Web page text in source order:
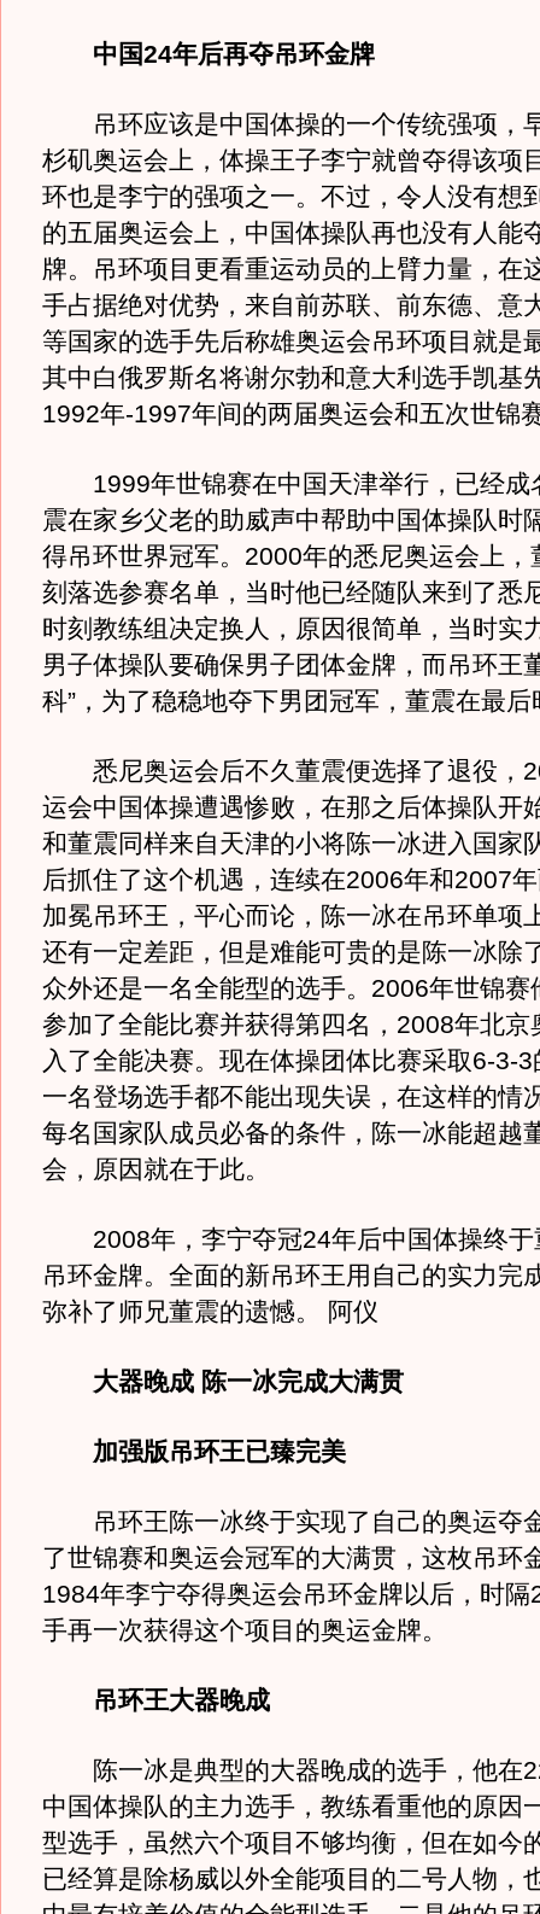
中国24年后再夺吊环金牌
吊环应该是中国体操的一个传统强项，
杉矶奥运会上，体操王子李宁就曾夺得该项
环也是李宁的强项之一。不过，令人没有想
的五届奥运会上，中国体操队再也没有人能
牌。吊环项目更看重运动员的上臂力量，在
手占据绝对优势，来自前苏联、前东德、意
等国家的选手先后称雄奥运会吊环项目就是
其中白俄罗斯名将谢尔勃和意大利选手凯基
1992年-1997年间的两届奥运会和五次世锦
1999年世锦赛在中国天津举行，已经成
震在家乡父老的助威声中帮助中国体操队时
得吊环世界冠军。2000年的悉尼奥运会上，
刻落选参赛名单，当时他已经随队来到了悉
时刻教练组决定换人，原因很简单，当时实
男子体操队要确保男子团体金牌，而吊环王
科”，为了稳稳地夺下男团冠军，董震在最
悉尼奥运会后不久董震便选择了退役，
运会中国体操遭遇惨败，在那之后体操队开
和董震同样来自天津的小将陈一冰进入国家
后抓住了这个机遇，连续在2006年和2007
加冕吊环王，平心而论，陈一冰在吊环单项
还有一定差距，但是难能可贵的是陈一冰除
众外还是一名全能型的选手。2006年世锦赛
参加了全能比赛并获得第四名，2008年北京
入了全能决赛。现在体操团体比赛采取6-3-
一名登场选手都不能出现失误，在这样的情
每名国家队成员必备的条件，陈一冰能超越
会，原因就在于此。
2008年，李宁夺冠24年后中国体操终于
吊环金牌。全面的新吊环王用自己的实力完
弥补了师兄董震的遗憾。 阿仪
大器晚成 陈一冰完成大满贯
加强版吊环王已臻完美
吊环王陈一冰终于实现了自己的奥运夺
了世锦赛和奥运会冠军的大满贯，这枚吊环
1984年李宁夺得奥运会吊环金牌以后，时隔
手再一次获得这个项目的奥运金牌。
吊环王大器晚成
陈一冰是典型的大器晚成的选手，他在
中国体操队的主力选手，教练看重他的原因
型选手，虽然六个项目不够均衡，但在如今
已经算是除杨威以外全能项目的二号人物，